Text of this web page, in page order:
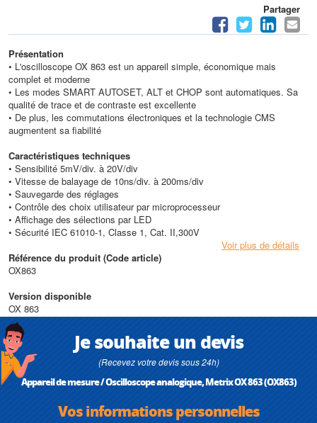
Partager
Présentation
• L'oscilloscope OX 863 est un appareil simple, économique mais
complet et moderne
• Les modes SMART AUTOSET, ALT et CHOP sont automatiques. Sa
qualité de trace et de contraste est excellente
• De plus, les commutations électroniques et la technologie CMS
augmentent sa fiabilité
Caractéristiques techniques
• Sensibilité 5mV/div. à 20V/div
• Vitesse de balayage de 10ns/div. à 200ms/div
• Sauvegarde des réglages
• Contrôle des choix utilisateur par microprocesseur
• Affichage des sélections par LED
• Sécurité IEC 61010-1, Classe 1, Cat. II,300V
Voir plus de détails
Référence du produit (Code article)
OX863
Version disponible
OX 863
Je souhaite un devis
(Recevez votre devis sous 24h)
Appareil de mesure / Oscilloscope analogique, Metrix OX 863 (OX863)
Vos informations personnelles